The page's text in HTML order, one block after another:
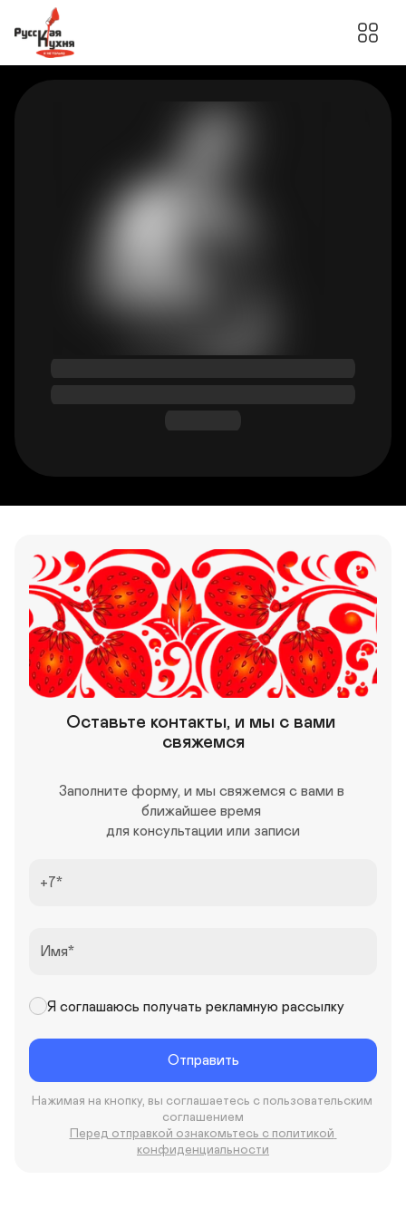
Оставьте контакты, и мы с вами
свяжемся
Заполните форму, и мы свяжемся с вами в
ближайшее время
для консультации или записи
+7
Имя
Я соглашаюсь получать рекламную рассылку
Отправить
Нажимая на кнопку, вы соглашаетесь с пользовательским
соглашением
Перед отправкой ознакомьтесь с политикой
конфиденциальности